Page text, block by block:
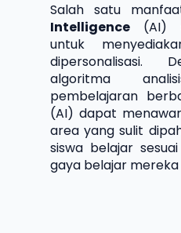
Salah satu
Intelligence (AI)
untuk
dipersonalisasi.
algoritma
pembelajaran
(AI) dapat
area yang sulit
siswa belajar
gaya belajar